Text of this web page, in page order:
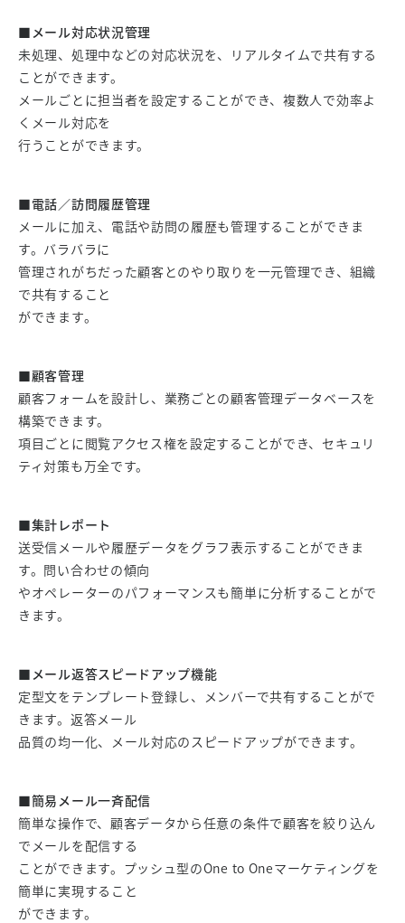
■メール対応状況管理
未処理、処理中などの対応状況を、リアルタイムで共有する
ことができます。
メールごとに担当者を設定することができ、複数人で効率よ
くメール対応を
行うことができます。
■電話／訪問履歴管理
メールに加え、電話や訪問の履歴も管理することができま
す。バラバラに
管理されがちだった顧客とのやり取りを一元管理でき、組織
で共有すること
ができます。
■顧客管理
顧客フォームを設計し、業務ごとの顧客管理データベースを
構築できます。
項目ごとに閲覧アクセス権を設定することができ、セキュリ
ティ対策も万全です。
■集計レポート
送受信メールや履歴データをグラフ表示することができま
す。問い合わせの傾向
やオペレーターのパフォーマンスも簡単に分析することがで
きます。
■メール返答スピードアップ機能
定型文をテンプレート登録し、メンバーで共有することがで
きます。返答メール
品質の均一化、メール対応のスピードアップができます。
■簡易メール一斉配信
簡単な操作で、顧客データから任意の条件で顧客を絞り込ん
でメールを配信する
ことができます。プッシュ型のOne to Oneマーケティングを
簡単に実現すること
ができます。